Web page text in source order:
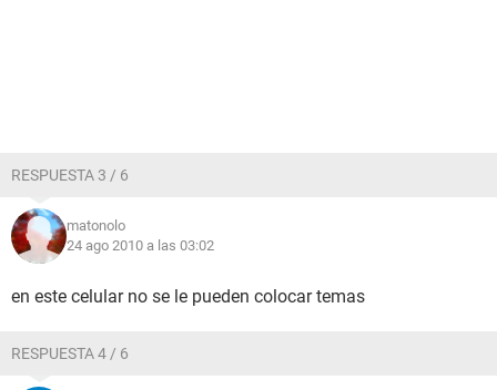
RESPUESTA 3 / 6
matonolo
24 ago 2010 a las 03:02
en este celular no se le pueden colocar temas
RESPUESTA 4 / 6